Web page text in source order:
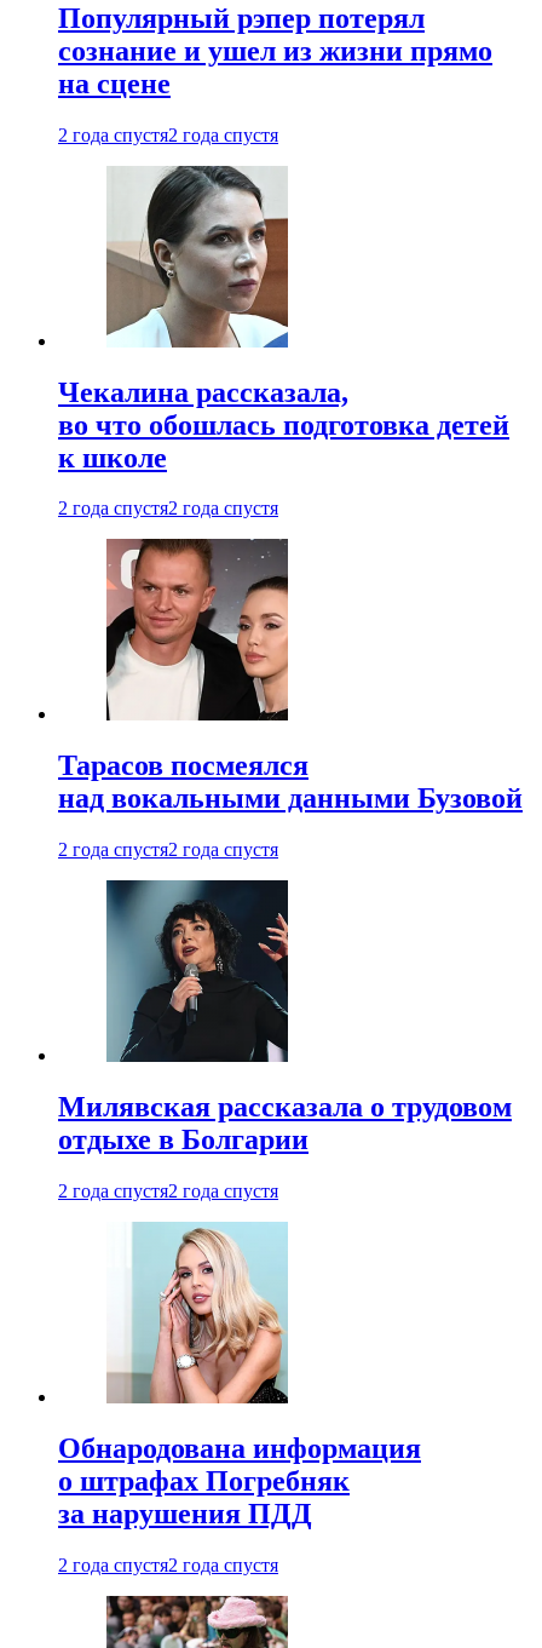
Популярный рэпер потерял
сознание и ушел из жизни прямо
на сцене
2 года спустя2 года спустя
Чекалина рассказала,
во что обошлась подготовка детей
к школе
2 года спустя2 года спустя
Тарасов посмеялся
над вокальными данными Бузовой
2 года спустя2 года спустя
Милявская рассказала о трудовом
отдыхе в Болгарии
2 года спустя2 года спустя
Обнародована информация
о штрафах Погребняк
за нарушения ПДД
2 года спустя2 года спустя